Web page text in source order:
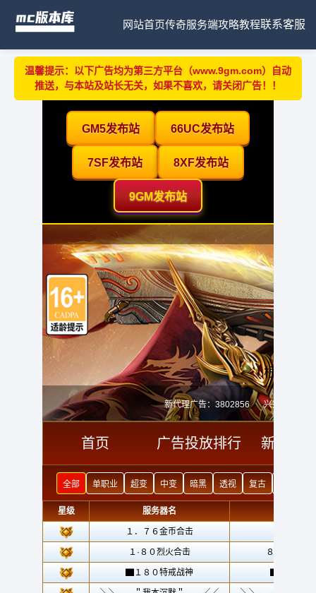
网站首页传奇服务端攻略教程联系客服
温馨提示：以下广告均为第三方平台（www.9gm.com）自动
推送，与本站及站长无关，如果不喜欢，请关闭广告！！